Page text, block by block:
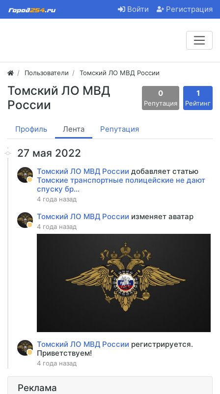
Войти Регистрация
Пользователи Томский ЛО МВД России
Томский ЛО МВД
России
0
Репутация
1
Рейтинг
Профиль Лента Репутация
27 мая 2022
Томский ЛО МВД России добавляет статью
Томские транспортные полицейские не дают
спуску бр...
4 года назад
Томский ЛО МВД России изменяет аватар
4 года назад
Томский ЛО МВД России регистрируется.
Приветствуем!
4 года назад
Реклама